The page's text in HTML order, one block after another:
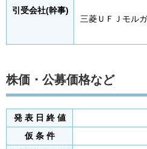
引受会社(幹事)
三菱ＵＦＪモル
株価・公募価格など
発 表 日 終 値
仮 条 件